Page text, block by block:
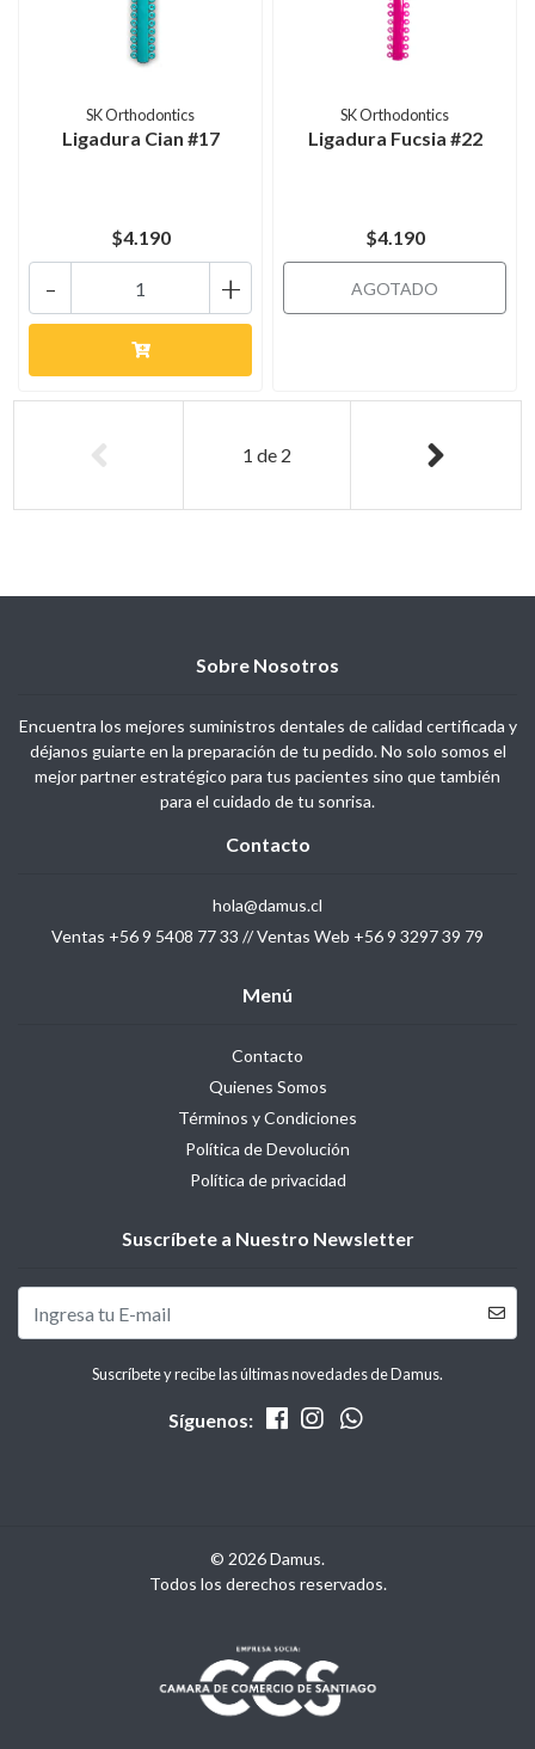
SK Orthodontics
Ligadura Cian #17
$4.190
+
-
SK Orthodontics
Ligadura Fucsia #22
$4.190
AGOTADO
1 de 2
Sobre Nosotros
Encuentra los mejores suministros dentales de calidad certificada y
déjanos guiarte en la preparación de tu pedido. No solo somos el
mejor partner estratégico para tus pacientes sino que también
para el cuidado de tu sonrisa.
Contacto
hola@damus.cl
Ventas +56 9 5408 77 33 // Ventas Web +56 9 3297 39 79
Menú
Contacto
Quienes Somos
Términos y Condiciones
Política de Devolución
Política de privacidad
Suscríbete a Nuestro Newsletter
Suscríbete y recibe las últimas novedades de Damus.
Síguenos:
© 2026 Damus.
Todos los derechos reservados.